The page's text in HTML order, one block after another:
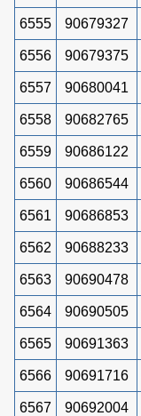
6555 90679327
6556 90679375
6557 90680041
6558 90682765
6559 90686122
6560 90686544
6561 90686853
6562 90688233
6563 90690478
6564 90690505
6565 90691363
6566 90691716
6567 90692004